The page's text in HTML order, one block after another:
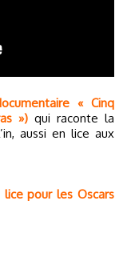
« Cinq
») qui raconte la
aussi en lice aux
lice pour les Oscars